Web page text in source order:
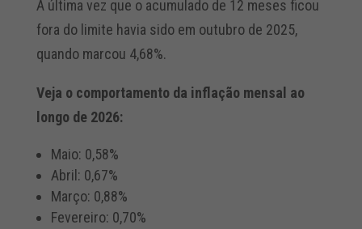
A última vez que o acumulado de 12 meses ficou
fora do limite havia sido em outubro de 2025,
quando marcou 4,68%.
Veja o comportamento da inflação mensal ao
longo de 2026:
Maio: 0,58%
Abril: 0,67%
Março: 0,88%
Fevereiro: 0,70%